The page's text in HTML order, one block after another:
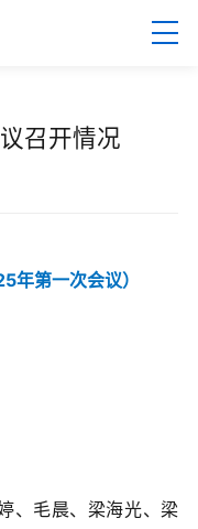
召开情况
年第一次会议）
、毛晨、梁海光、梁